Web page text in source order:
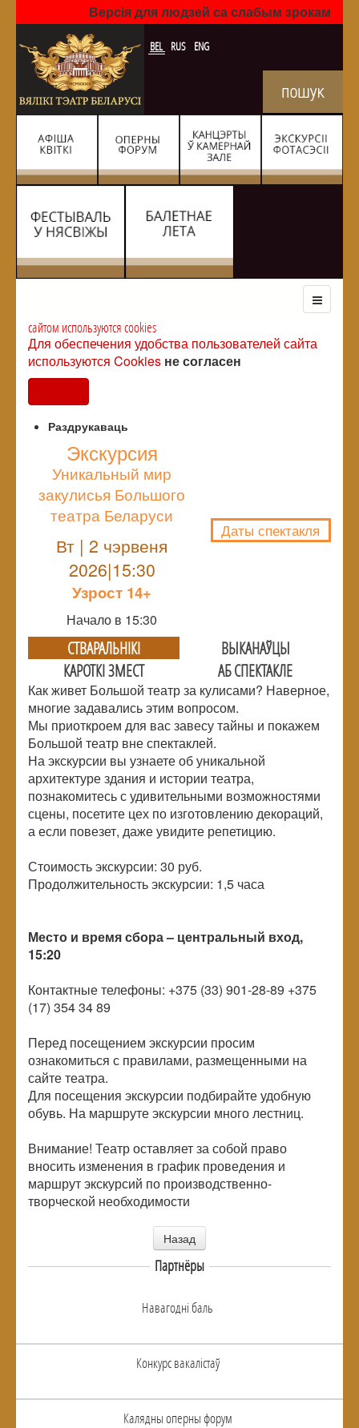
Версія для людзей са слабым зрокам
BEL RUS ENG
сайтом используются cookies
Для обеспечения удобства пользователей сайта
используются Cookies не согласен
Раздрукаваць
Экскурсия
Уникальный мир
закулисья Большого
театра Беларуси
Вт | 2 чэрвеня
2026|15:30
Узрoст 14+
Начало в 15:30
Даты спектакля
СТВАРАЛЬНIКI
ВЫКАНАЎЦЫ
КАРОТКІ ЗМЕСТ
АБ СПЕКТАКЛЕ
Как живет Большой театр за кулисами? Наверное,
многие задавались этим вопросом.
Мы приоткроем для вас завесу тайны и покажем
Большой театр вне спектаклей.
На экскурсии вы узнаете об уникальной
архитектуре здания и истории театра,
познакомитесь с удивительными возможностями
сцены, посетите цех по изготовлению декораций,
а если повезет, даже увидите репетицию.
Стоимость экскурсии: 30 руб.
Продолжительность экскурсии: 1,5 часа
Место и время сбора – центральный вход,
15:20
Контактные телефоны: +375 (33) 901-28-89 +375
(17) 354 34 89
Перед посещением экскурсии просим
ознакомиться с правилами, размещенными на
сайте театра.
Для посещения экскурсии подбирайте удобную
обувь. На маршруте экскурсии много лестниц.
Внимание! Театр оставляет за собой право
вносить изменения в график проведения и
маршрут экскурсий по производственно-
творческой необходимости
Назад
Партнёры
Навагоднi баль
Конкурс вакалiстаў
Калядны оперны форум